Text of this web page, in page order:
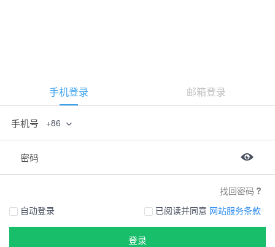
手机登录 邮箱登录
手机号 +86
密码
找回密码
自动登录
已阅读并同意 网站服务条款
登录